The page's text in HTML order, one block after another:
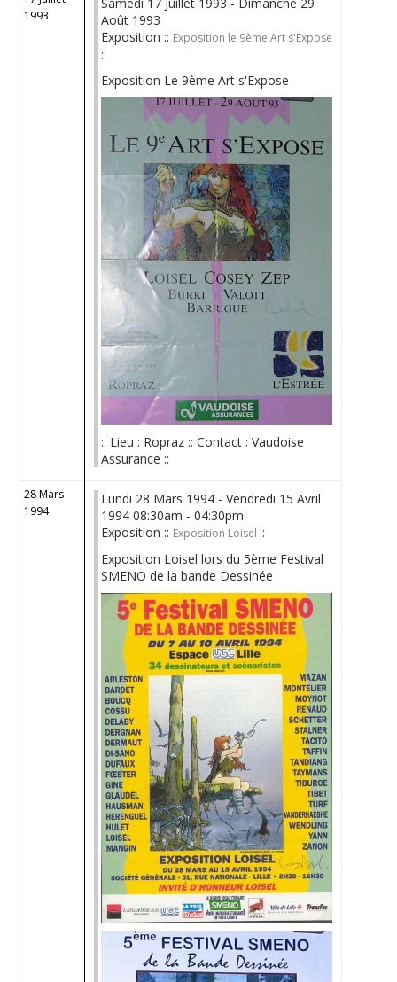
1993
Août 1993
Exposition :: Exposition le 9ème Art s'Expose
::
Exposition Le 9ème Art s'Expose
:: Lieu : Ropraz :: Contact : Vaudoise
Assurance ::
28 Mars
1994
Lundi 28 Mars 1994 - Vendredi 15 Avril
1994 08:30am - 04:30pm
Exposition :: Exposition Loisel ::
Exposition Loisel lors du 5ème Festival
SMENO de la bande Dessinée